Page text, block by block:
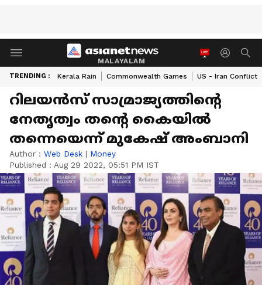
MALAYALAM
TRENDING : Kerala Rain Commonwealth Games US - Iran Conflict
റിലയൻസ് സാമ്രാജ്യത്തിന്റെ
നേതൃത്വം തന്റെ കൈയിൽ
തന്നെയെന്ന് മുകേഷ് അംബാനി
Author : Web Desk | Money
Published : Aug 29 2022, 05:51 PM IST